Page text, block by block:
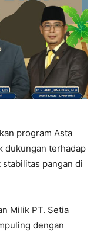
program Asta
dukungan terhadap
pangan di
Milik PT. Setia
dengan